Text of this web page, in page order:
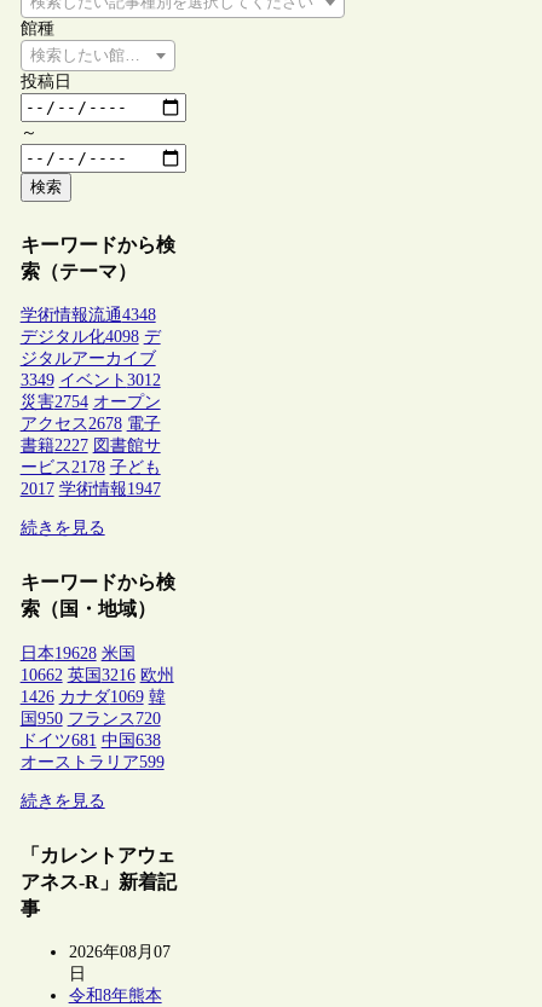
館種
検索したい館種を選択してください
投稿日
～
検索
キーワードから検
索（テーマ）
学術情報流通4348
デジタル化4098 デ
ジタルアーカイブ
3349 イベント 3012
災害2754 オープン
アクセス2678 電子
書籍2227 図書館サ
ービス2178 子ども
2017 学術情報1947
続きを見る
キーワードから検
索（国・地域）
日本19628 米国
10662 英国 3216 欧州
1426 カナダ1069 韓
国 950 フランス 720
ドイツ681 中国 638
オーストラリア599
続きを見る
「カレントアウェ
アネス-R」新着記
事
2026年08月07
日
令和8年熊本